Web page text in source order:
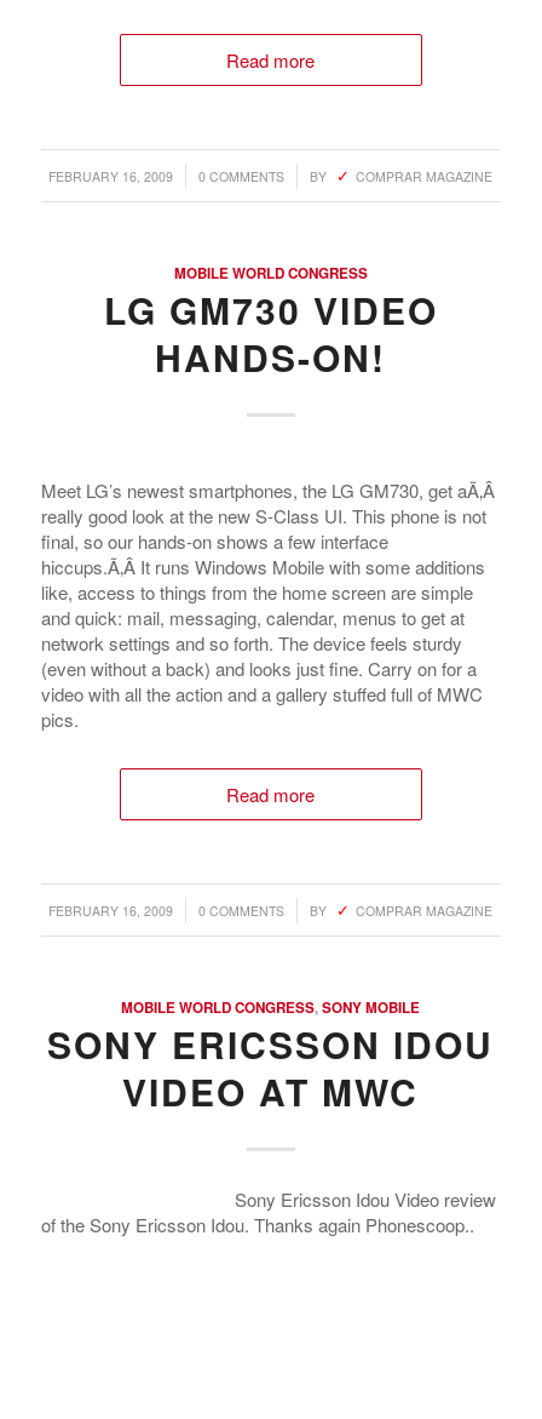
Read more
FEBRUARY 16, 2009
/ 0 COMMENTS
/ BY COMPRAR MAGAZINE
MOBILE WORLD CONGRESS
LG GM730 VIDEO
HANDS-ON!
Meet LG’s newest smartphones, the LG GM730, get aÃ‚Â
really good look at the new S-Class UI. This phone is not
final, so our hands-on shows a few interface
hiccups.Ã‚Â It runs Windows Mobile with some additions
like, access to things from the home screen are simple
and quick: mail, messaging, calendar, menus to get at
network settings and so forth. The device feels sturdy
(even without a back) and looks just fine. Carry on for a
video with all the action and a gallery stuffed full of MWC
pics.
Read more
FEBRUARY 16, 2009
/ 0 COMMENTS
/ BY COMPRAR MAGAZINE
MOBILE WORLD CONGRESS,SONY MOBILE
SONY ERICSSON IDOU
VIDEO AT MWC
Sony Ericsson Idou Video review
of the Sony Ericsson Idou. Thanks again Phonescoop..